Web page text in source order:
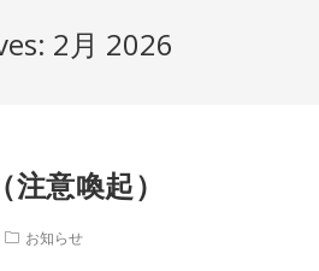
2月 2026
意喚起）
お知らせ